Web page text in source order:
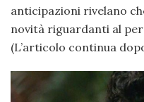
anticipazioni rivelano
novità riguardanti al
(L’articolo continua